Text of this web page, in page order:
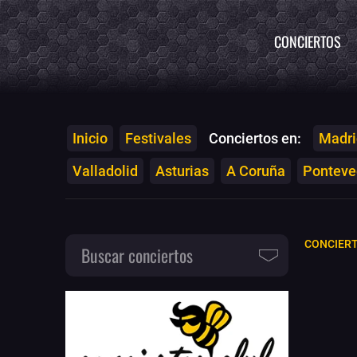
CONCIERTOS
Inicio Festivales Conciertos en:
Valladolid
Asturias A Coruña
Buscar conciertos